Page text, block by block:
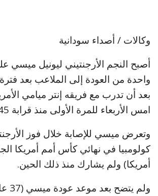
وكالات / أصداء سودانية
أصبح النجم الأرجنتيني ليونيل ميسي
واحدة من العودة إلى الملاعب بعد
بعد أن تدرب مع فريقه إنتر ميامي
امس الأربعاء للمرة الأولى منذ قرابة 45 يوما.
وتعرض ميسي للإصابة خلال فوز
كولومبيا في نهائي كأس أمم أمريكا
أمريكا) ولم يشارك منذ ذلك الحين.
ولم